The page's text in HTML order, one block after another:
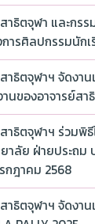
าธิตจุฬา และกร
การศิลปกรรมนัก
าธิตจุฬาฯ จัดงา
นของอาจารย์สา
าธิตจุฬาฯ ร่วมพิ
ลัย ฝ่ายประถม
กฎาคม 2568
าธิตจุฬาฯ จัดงา